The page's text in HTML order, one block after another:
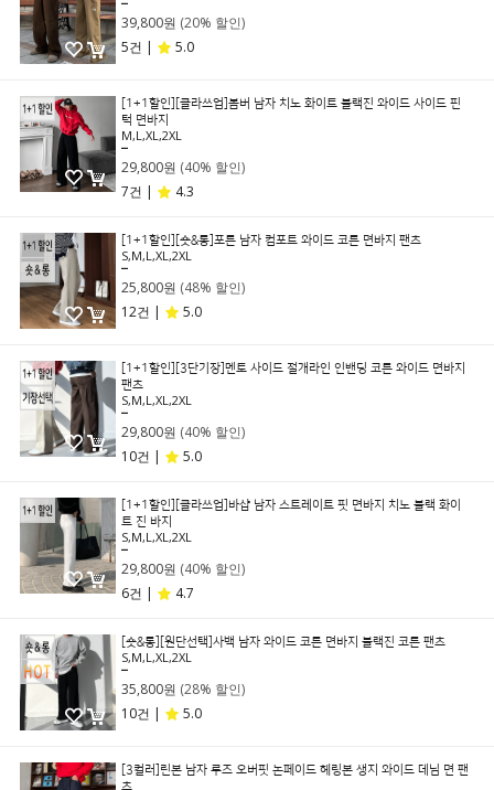
39,800원 (20% 할인)
5건 |
5.0
[1+1할인][클라쓰업]봄버 남자 치노 화이트 블랙진 와이드 사이드 핀
턱 면바지
M,L,XL,2XL
29,800원 (40% 할인)
7건 |
4.3
[1+1할인][숏&롱]포튼 남자 컴포트 와이드 코튼 면바지 팬츠
S,M,L,XL,2XL
25,800원 (48% 할인)
12건 |
5.0
[1+1할인][3단기장]멘토 사이드 절개라인 인밴딩 코튼 와이드 면바지
팬츠
S,M,L,XL,2XL
29,800원 (40% 할인)
10건 |
5.0
[1+1할인][클라쓰업]바샵 남자 스트레이트 핏 면바지 치노 블랙 화이
트 진 바지
S,M,L,XL,2XL
29,800원 (40% 할인)
6건 |
4.7
[숏&롱][원단선택]사백 남자 와이드 코튼 면바지 블랙진 코튼 팬츠
S,M,L,XL,2XL
35,800원 (28% 할인)
10건 |
5.0
[3컬러]린본 남자 루즈 오버핏 논페이드 헤링본 생지 와이드 데님 면 팬
츠